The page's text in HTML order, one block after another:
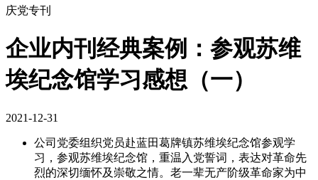
庆党专刊
企业内刊经典案例：参观苏维
埃纪念馆学习感想（一）
2021-12-31
公司党委组织党员赴蓝田葛牌镇苏维埃纪念馆参观学
习，参观苏维埃纪念馆，重温入党誓词，表达对革命先
烈的深切缅怀及崇敬之情。老一辈无产阶级革命家为中